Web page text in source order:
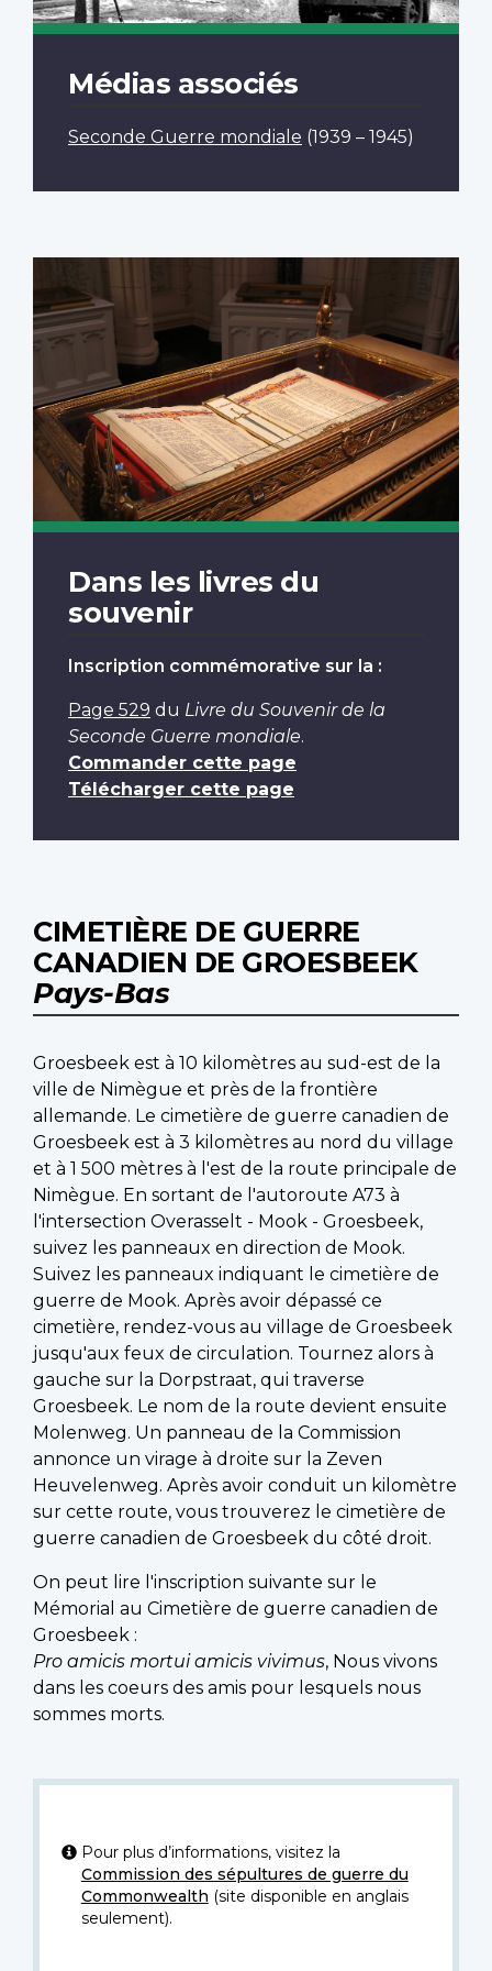
Médias associés
Seconde Guerre mondiale (1939 – 1945)
Dans les livres du
souvenir
Inscription commémorative sur la :
Page 529 du Livre du Souvenir de la
Seconde Guerre mondiale.
Commander cette page
Télécharger cette page
CIMETIÈRE DE GUERRE
CANADIEN DE GROESBEEK
Pays-Bas
Groesbeek est à 10 kilomètres au sud-est de la
ville de Nimègue et près de la frontière
allemande. Le cimetière de guerre canadien de
Groesbeek est à 3 kilomètres au nord du village
et à 1 500 mètres à l'est de la route principale de
Nimègue. En sortant de l'autoroute A73 à
l'intersection Overasselt - Mook - Groesbeek,
suivez les panneaux en direction de Mook.
Suivez les panneaux indiquant le cimetière de
guerre de Mook. Après avoir dépassé ce
cimetière, rendez-vous au village de Groesbeek
jusqu'aux feux de circulation. Tournez alors à
gauche sur la Dorpstraat, qui traverse
Groesbeek. Le nom de la route devient ensuite
Molenweg. Un panneau de la Commission
annonce un virage à droite sur la Zeven
Heuvelenweg. Après avoir conduit un kilomètre
sur cette route, vous trouverez le cimetière de
guerre canadien de Groesbeek du côté droit.
On peut lire l'inscription suivante sur le
Mémorial au Cimetière de guerre canadien de
Groesbeek :
Pro amicis mortui amicis vivimus, Nous vivons
dans les coeurs des amis pour lesquels nous
sommes morts.
Pour plus d’informations, visitez la
Commission des sépultures de guerre du
Commonwealth (site disponible en anglais
seulement).